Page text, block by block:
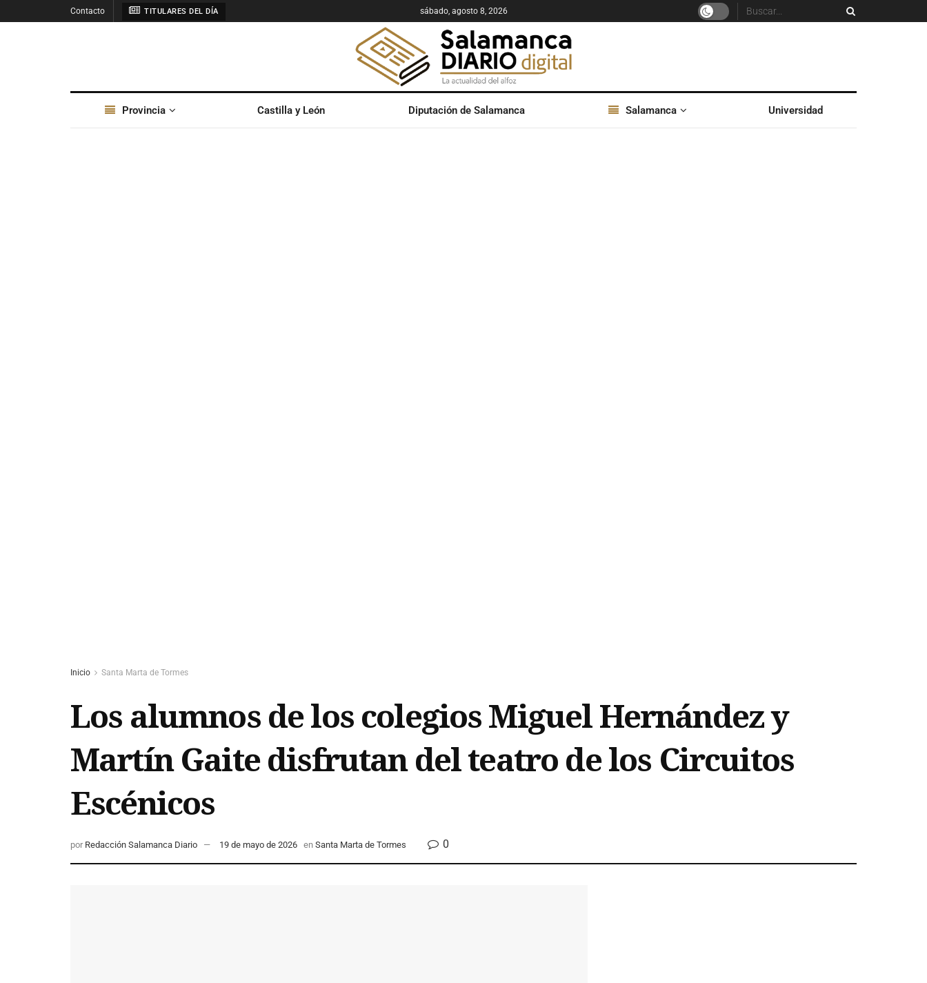
Contacto TITULARES DEL DÍA sábado, agosto 8, 2026
Provincia Castilla y León Diputación de Salamanca Salamanca Universidad
Inicio Santa Marta de Tormes
Los alumnos de los colegios Miguel Hernández y
Martín Gaite disfrutan del teatro de los Circuitos
Escénicos
por Redacción Salamanca Diario 19 de mayo de 2026 en Santa Marta de Tormes 0